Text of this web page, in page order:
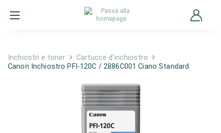
Inchiostri e toner
Cartucce d'inchiostro
Canon Inchiostro PFI-120C / 2886C001 Ciano Standard